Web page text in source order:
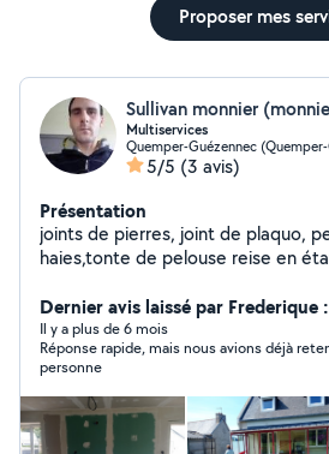
Proposer mes
Sullivan monnier
Multiservices
Quemper-Guézennec
5/5 (3 avis)
Présentation
joints de pierres, joint de plaquo,
haies,tonte de pelouse reise en
Dernier avis laissé par Frederique
Il y a plus de 6 mois
Réponse rapide, mais nous avions déjà
personne